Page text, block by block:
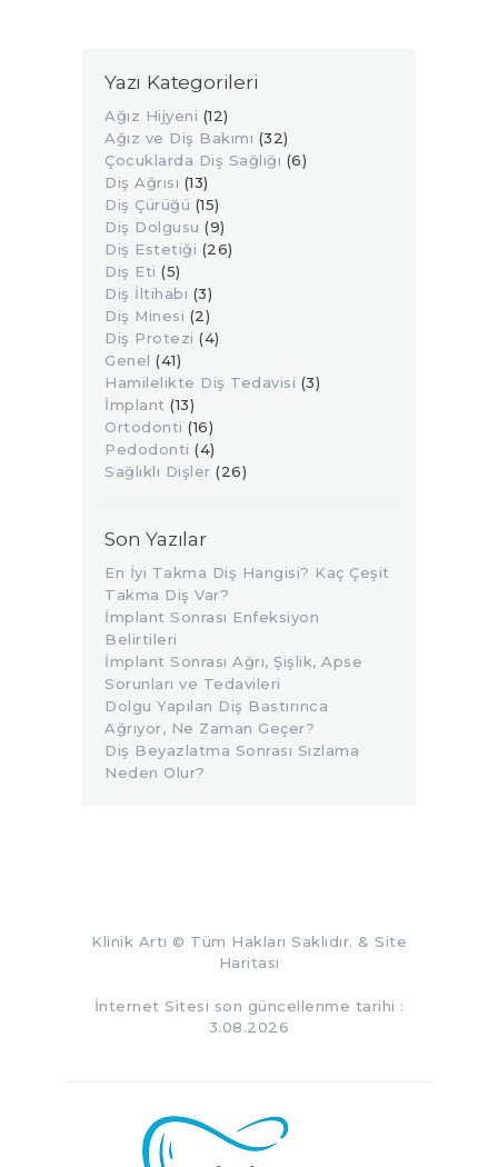
Yazı Kategorileri
Ağız Hijyeni (12)
Ağız ve Diş Bakımı (32)
Çocuklarda Diş Sağlığı (6)
Diş Ağrısı (13)
Diş Çürüğü (15)
Diş Dolgusu (9)
Diş Estetiği (26)
Diş Eti (5)
Diş İltihabı (3)
Diş Minesi (2)
Diş Protezi (4)
Genel (41)
Hamilelikte Diş Tedavisi (3)
İmplant (13)
Ortodonti (16)
Pedodonti (4)
Sağlıklı Dişler (26)
Son Yazılar
En İyi Takma Diş Hangisi? Kaç Çeşit
Takma Diş Var?
İmplant Sonrası Enfeksiyon
Belirtileri
İmplant Sonrası Ağrı, Şişlik, Apse
Sorunları ve Tedavileri
Dolgu Yapılan Diş Bastırınca
Ağrıyor, Ne Zaman Geçer?
Diş Beyazlatma Sonrası Sızlama
Neden Olur?
Klinik Artı © Tüm Hakları Saklıdır. & Site
Haritası
İnternet Sitesi son güncellenme tarihi :
3.08.2026